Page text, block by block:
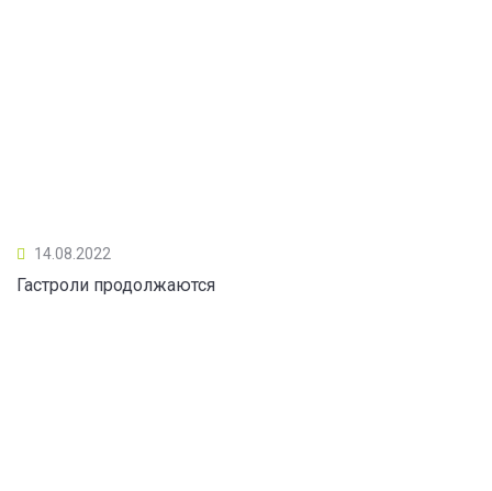
14.08.2022
Гастроли продолжаются